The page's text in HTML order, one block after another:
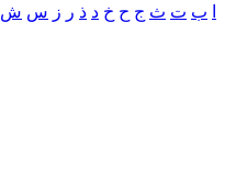
ب ت ث ج ح خ د ذ ر ز س ش